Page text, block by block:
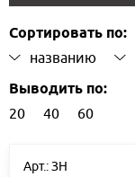
Сортировать по:
названию
Выводить по:
20 40 60
Арт.: ЗН